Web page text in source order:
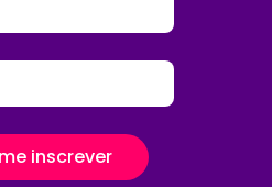
inscrever